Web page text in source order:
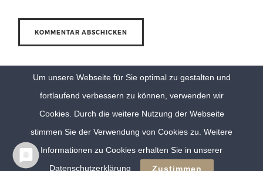
© Eva Berten Photography | Imprint Privacy Policy
Um unsere Webseite für Sie optimal zu gestalten und
fortlaufend verbessern zu können, verwenden wir
Cookies. Durch die weitere Nutzung der Webseite
stimmen Sie der Verwendung von Cookies zu. Weitere
Informationen zu Cookies erhalten Sie in unserer
Datenschutzerklärung
Zustimmen